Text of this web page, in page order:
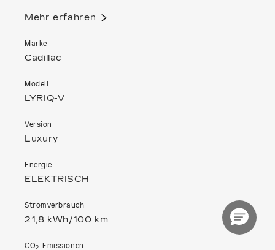
Mehr erfahren
Marke
Cadillac
Modell
LYRIQ-V
Version
Luxury
Energie
ELEKTRISCH
Stromverbrauch
21,8 kWh/100 km
CO2-Emissionen